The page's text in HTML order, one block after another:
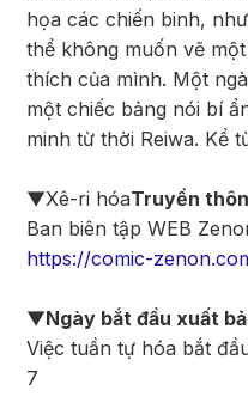
họa các chiến binh,
thể không muốn vẽ
thích của mình. Một
một chiếc bảng nói bí
minh từ thời Reiwa. Kể
▼Xê-ri hóaTruyền
Ban biên tập WEB
https://comic-
▼Ngày bắt đầu xuất
Việc tuần tự hóa bắt
7